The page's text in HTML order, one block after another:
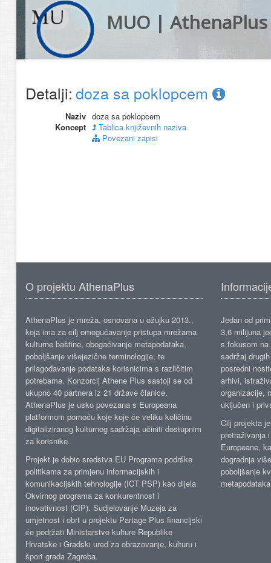
MUO | AthenaPlus
Detalji:doza sa poklopcem
Naziv doza sa poklopcem
Koncept
Tablica književnih naziva
Povezani zapisi
O projektu AthenaPlus
AthenaPlus je mreža, osnovana u ožujku 2013.,
koja ima za cilj omogućavanje pristupa mrežama
kulturne baštine, obogaćivanje metapodataka,
poboljšanje višejezične terminologije, te
prilagođavanje podataka korisnicima s različitim
potrebama. Konzorcij Athene Plus sastoji se od
ukupno 40 partnera iz 21 države članice.
AthenaPlus je usko povezana s Europeana
platformom pomoću koje koje će veliku količinu
digitaliziranog kulturnog sadržaja učiniti dostupnim
za korisnike.
Projekt je dobio sredstva EU Programa podrške
politikama za primjenu informacijskih i
komunikacijskih tehnologije (ICT PSP) kao dijela
Okvirnog programa za konkurentnost i
inovativnost (CIP). Sudjelovanje Muzeja za
umjetnost i obrt u projektu Partage Plus financijski
će podržati Ministarstvo kulture Republike
Hrvatske i Gradski ured za obrazovanje, kulturu i
šport grada Zagreba.
Jedan od
3,6 milijuna
s fokusom
sadržaj
posredni
arhivi,
organizacije,
uključen i
Cilj projekta
pretraživanja
Europeane,
dogradnja
poboljšanje